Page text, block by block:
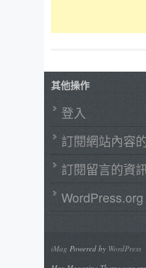
其他操作
登入
訂閱網站內容
訂閱留言的資
iMag Powered by WordPress